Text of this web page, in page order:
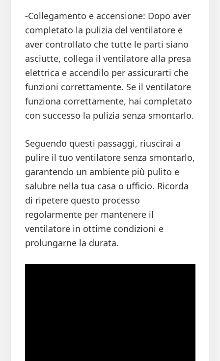
-Collegamento e accensione: Dopo aver
completato la pulizia del ventilatore e
aver controllato che tutte le parti siano
asciutte, collega il ventilatore alla presa
elettrica e accendilo per assicurarti che
funzioni correttamente. Se il ventilatore
funziona correttamente, hai completato
con successo la pulizia senza smontarlo.
Seguendo questi passaggi, riuscirai a
pulire il tuo ventilatore senza smontarlo,
garantendo un ambiente più pulito e
salubre nella tua casa o ufficio. Ricorda
di ripetere questo processo
regolarmente per mantenere il
ventilatore in ottime condizioni e
prolungarne la durata.